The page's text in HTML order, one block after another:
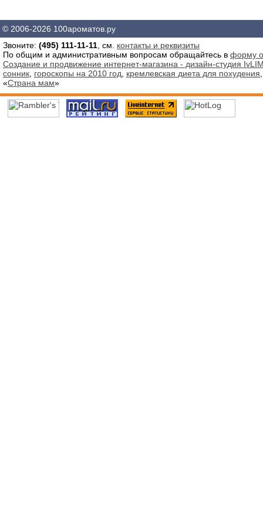
© 2006-2026 100ароматов.ру
Звоните: (495) 111-11-11 , см. контакты и реквизиты
По общим и административным вопросам обращайтесь в форму
Создание и продвижение интернет-магазина - дизайн-студия
сонник гороскопы на 2010 год кремлевская диета для похудения
«Страна мам»